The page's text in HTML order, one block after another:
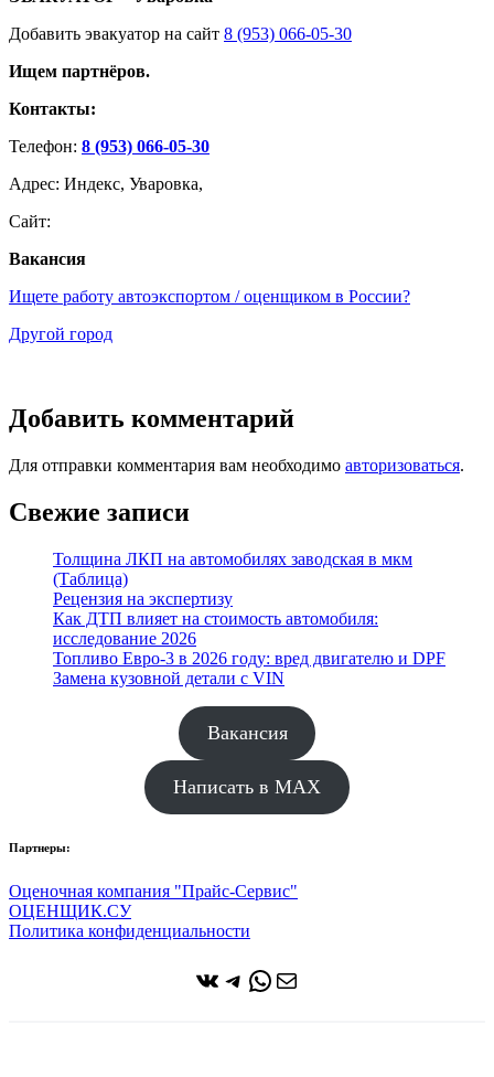
Добавить эвакуатор на сайт 8 (953) 066-05-30
Ищем партнёров.
Контакты:
Телефон: 8 (953) 066-05-30
Адрес: Индекс, Уваровка,
Сайт:
Вакансия
Ищете работу автоэкспортом / оценщиком в России?
Другой город
Добавить комментарий
Для отправки комментария вам необходимо авторизоваться.
Свежие записи
Толщина ЛКП на автомобилях заводская в мкм
(Таблица)
Рецензия на экспертизу
Как ДТП влияет на стоимость автомобиля:
исследование 2026
Топливо Евро-3 в 2026 году: вред двигателю и DPF
Замена кузовной детали с VIN
Вакансия
Написать в MAX
Партнеры:
Оценочная компания "Прайс-Сервис"
ОЦЕНЩИК.СУ
Политика конфиденциальности
ВКонтакте
Telegram
WhatsApp
Почта